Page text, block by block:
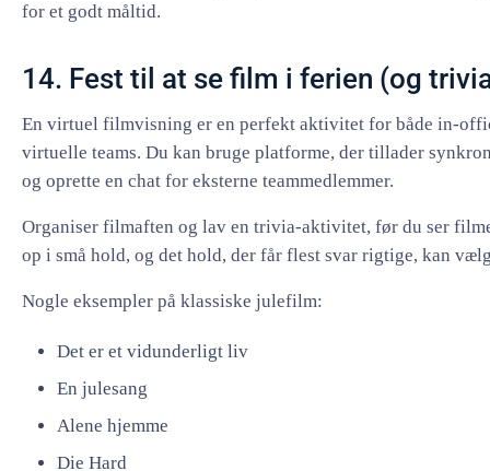
for et godt måltid.
14. Fest til at se film i ferien (og
En virtuel filmvisning er en perfekt aktivitet for både in-
virtuelle teams. Du kan bruge platforme, der tillader
og oprette en chat for eksterne teammedlemmer.
Organiser filmaften og lav en trivia-aktivitet, før du ser
op i små hold, og det hold, der får flest svar rigtige, kan
Nogle eksempler på klassiske julefilm:
Det er et vidunderligt liv
En julesang
Alene hjemme
Die Hard